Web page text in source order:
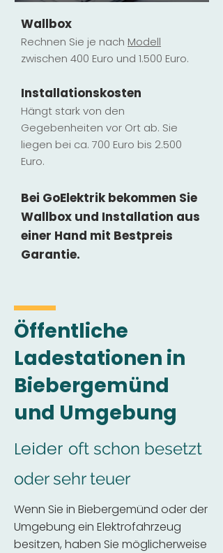
Wallbox
Rechnen Sie je nach Modell
zwischen 400 Euro und 1.500 Euro.
Installationskosten
Hängt stark von den
Gegebenheiten vor Ort ab. Sie
liegen bei ca. 700 Euro bis 2.500
Euro.
Bei GoElektrik bekommen Sie
Wallbox und Installation aus
einer Hand mit Bestpreis
Garantie.
Öffentliche
Ladestationen in
Biebergemünd
und Umgebung
Leider oft schon besetzt
oder sehr teuer
Wenn Sie in Biebergemünd oder der
Umgebung ein Elektrofahrzeug
besitzen, haben Sie möglicherweise